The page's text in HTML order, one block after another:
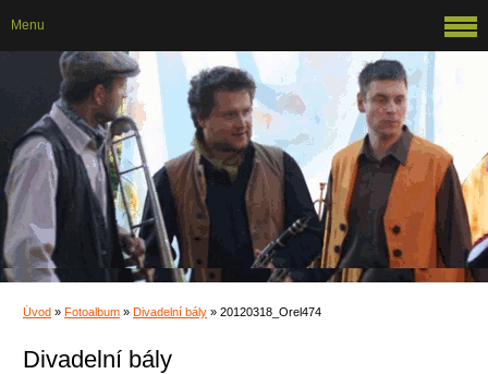
Úvod » Fotoalbum » Divadelní bály » 20120318_Orel474
Divadelní bály
Menu